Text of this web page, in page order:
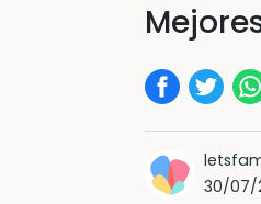
30/07/